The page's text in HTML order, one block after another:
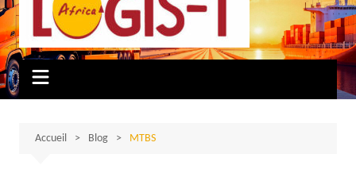
Accueil Blog MTBS